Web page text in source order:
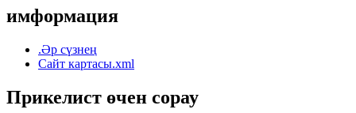
имформация
.Әр сүзнең
Сайт картасы.xml
Прикелист өчен сорау